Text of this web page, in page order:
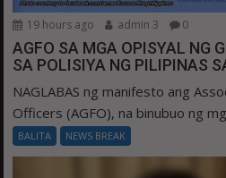
19 hours ago admin 3 0
AGFO SA MGA OPISYAL NG
SA POLISIYA NG PILIPINAS
NAGLABAS ng manifesto ang
Officers (AGFO), na binubuo ng
BALITA NEWS BREAK